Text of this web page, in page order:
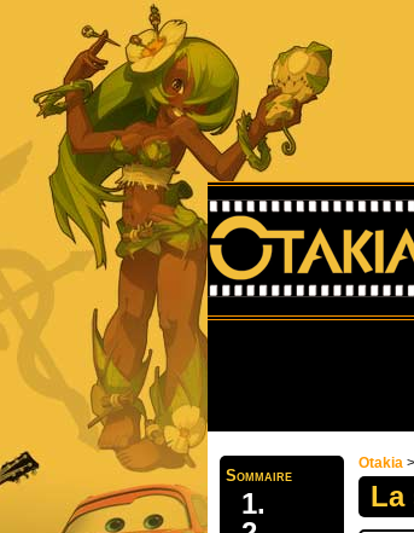
Sommaire
Otakia >
La